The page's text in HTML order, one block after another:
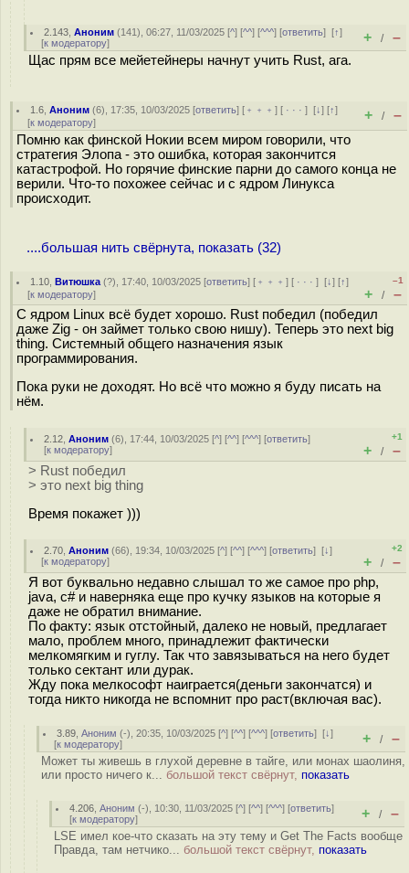
2.143 ,Аноним (141), 06:27, 11/03/2025 [^] [^^] [^^^] [ответить][↑]
[к модератору] + / –
Щас прям все мейетейнеры начнут учить Rust, ага.
1.6 ,Аноним (6), 17:35, 10/03/2025 [ответить] [ ﹢﹢﹢] [ · · ·][↓] [↑]
[к модератору] + / –
Помню как финской Нокии всем миром говорили, что
стратегия Элопа - это ошибка, которая закончится
катастрофой. Но горячие финские парни до самого конца не
верили. Что-то похожее сейчас и с ядром Линукса
происходит.
....большая нить свёрнута, показать (32)
1.10 ,Витюшка (?), 17:40, 10/03/2025 [ответить] [ ﹢﹢﹢] [ · · ·][↓] [↑]
[к модератору]
–1
+ / –
С ядром Linux всё будет хорошо. Rust победил (победил
даже Zig - он займет только свою нишу). Теперь это next big
thing. Системный общего назначения язык
программирования.
Пока руки не доходят. Но всё что можно я буду писать на
нём.
2.12 ,Аноним (6), 17:44, 10/03/2025 [^] [^^] [^^^] [ответить]
[к модератору]
+1
+ / –
> Rust победил
> это next big thing
Время покажет )))
2.70 ,Аноним (66), 19:34, 10/03/2025 [^] [^^] [^^^] [ответить][↓]
[к модератору]
+2
+ / –
Я вот буквально недавно слышал то же самое про php,
java, c# и наверняка еще про кучку языков на которые я
даже не обратил внимание.
По факту: язык отстойный, далеко не новый, предлагает
мало, проблем много, принадлежит фактически
мелкомягким и гуглу. Так что завязываться на него будет
только сектант или дурак.
Жду пока мелкософт наиграется(деньги закончатся) и
тогда никто никогда не вспомнит про раст(включая вас).
3.89 ,Аноним (-), 20:35, 10/03/2025 [^] [^^] [^^^] [ответить][↓]
[к модератору] + / –
Может ты живешь в глухой деревне в тайге, или монах шаолиня,
или просто ничего к... большой текст свёрнут, показать
4.206 ,Аноним (-), 10:30, 11/03/2025 [^] [^^] [^^^] [ответить]
[к модератору] + / –
LSE имел кое-что сказать на эту тему и Get The Facts вообще
Правда, там нетчико... большой текст свёрнут, показать